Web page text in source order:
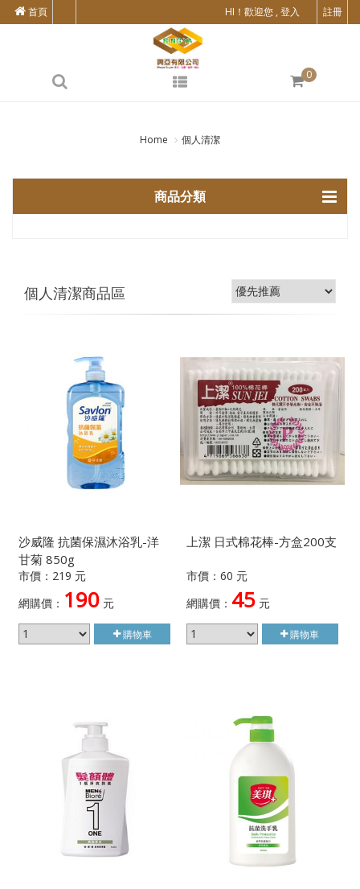
HI！歡迎您 , 登入 註冊
首頁
0
Home 個人清潔
商品分類
個人清潔商品區
沙威隆 抗菌保濕沐浴乳-洋
甘菊 850g
市價：219 元
網購價： 190 元
購物車
上潔 日式棉花棒-方盒200支
市價：60 元
網購價： 45元
購物車